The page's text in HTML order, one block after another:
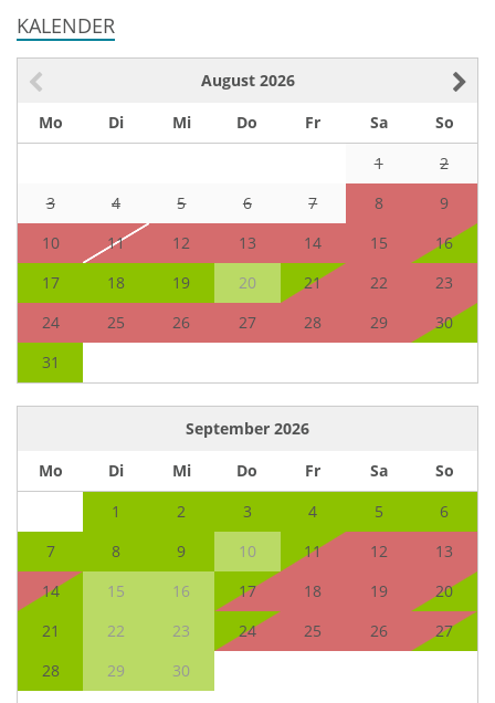
KALENDER
August 2026
Mo
Di Mi Do Fr Sa
So
1
2
3
4 5 6 7 8
9
10
11 12 13 14 15
16
17
18 19 20 21 22
23
24
25 26 27 28 29
30
31
September 2026
Mo
Di Mi Do Fr Sa
So
1
2 3 4 5
6
7
8 9 10 11 12
13
14
15 16 17 18 19
20
21
22 23 24 25 26
27
28
29 30